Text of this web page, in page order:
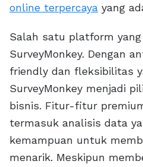
online terpercaya yang
Salah satu platform
SurveyMonkey. Dengan
friendly dan fleksibilitas
SurveyMonkey menjadi
bisnis. Fitur-fitur
termasuk analisis data
kemampuan untuk
menarik. Meskipun